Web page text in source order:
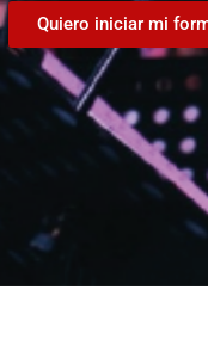
Quiero iniciar mi